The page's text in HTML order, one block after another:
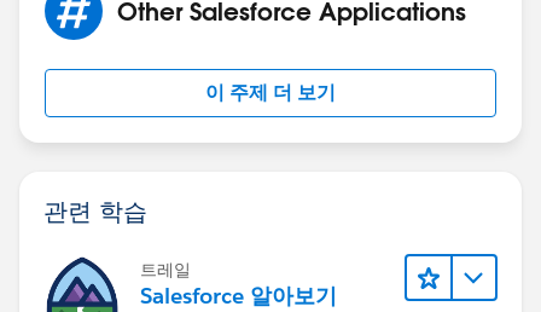
Other Salesforce Applications
이 주제 더 보기
관련 학습
트레일
Salesforce 알아보기